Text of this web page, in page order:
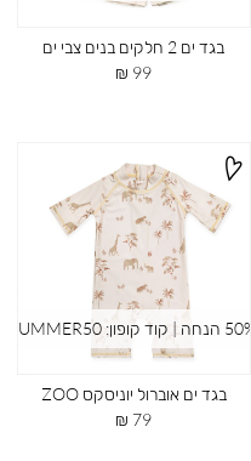
בגד ים 2 חלקים בנים צבי ים
מחיר
99 ₪
50% הנחה | קוד קופון: SUMMER50
בגד ים אוברול יוניסקס ZOO
מחיר
79 ₪